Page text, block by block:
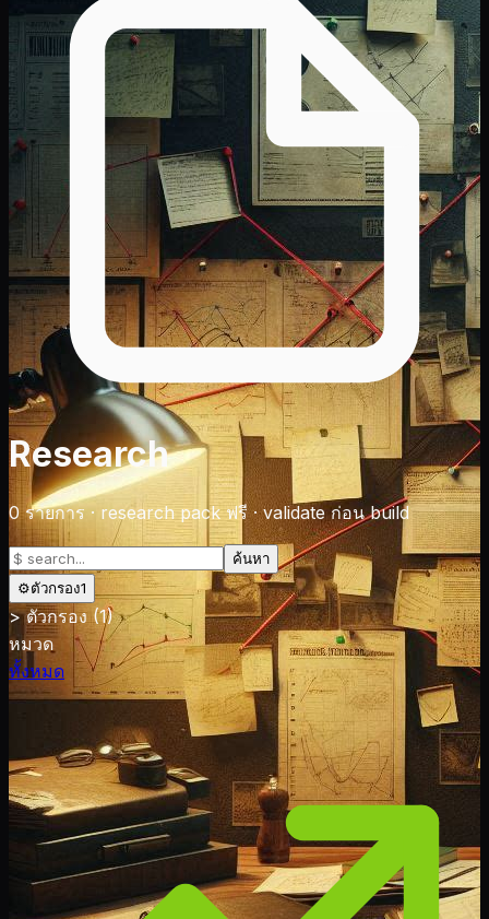
Research
0 รายการ · research pack ฟรี · validate ก่อน build
ค้นหา
⚙ตัวกรอง1
>ตัวกรอง (1)
หมวด
ทั้งหมด